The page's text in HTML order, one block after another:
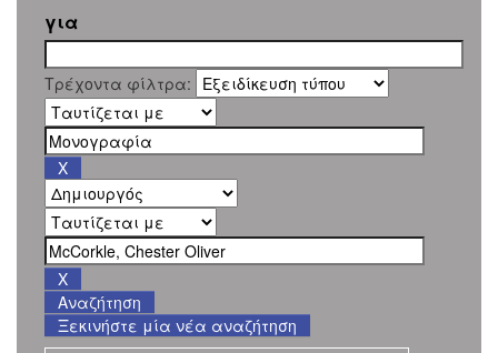
για
Τρέχοντα φίλτρα:
Ξεκινήστε μία νέα αναζήτηση